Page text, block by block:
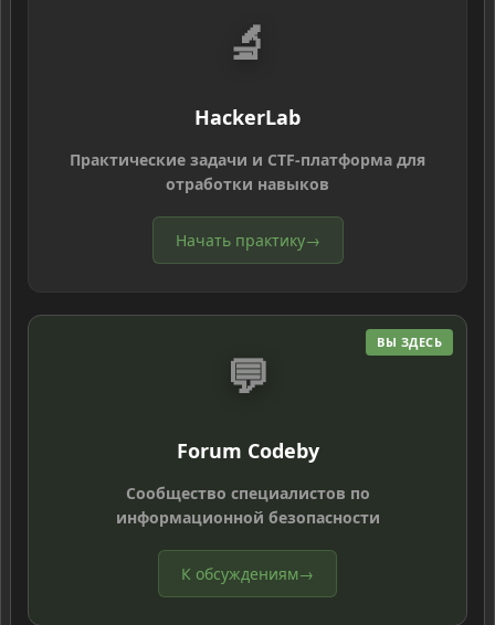
🔬
HackerLab
Практические задачи и CTF-платформа для
отработки навыков
Начать практику→
ВЫ ЗДЕСЬ
💬
Forum Codeby
Сообщество специалистов по
информационной безопасности
К обсуждениям→